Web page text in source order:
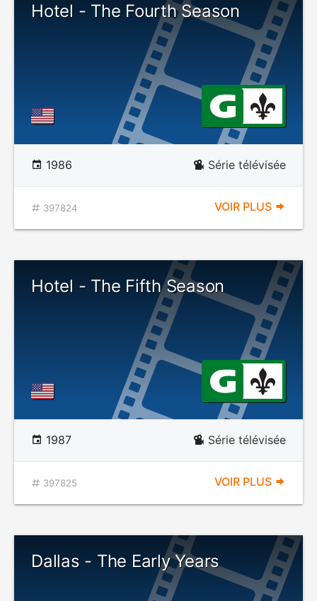
Hotel - The Fourth Season
1986 Série télévisée
397824 VOIR PLUS
Hotel - The Fifth Season
1987 Série télévisée
397825 VOIR PLUS
Dallas - The Early Years